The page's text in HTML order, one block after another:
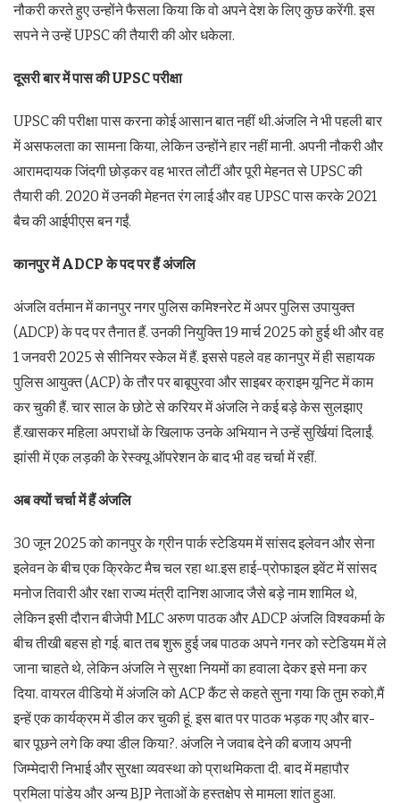
नौकरी करते हुए उन्होंने फैसला किया कि वो अपने देश के लिए कुछ करेंगी. इस
सपने ने उन्हें UPSC की तैयारी की ओर धकेला.
दूसरी बार में पास की UPSC परीक्षा
UPSC की परीक्षा पास करना कोई आसान बात नहीं थी.अंजलि ने भी पहली बार
में असफलता का सामना किया, लेकिन उन्होंने हार नहीं मानी. अपनी नौकरी और
आरामदायक जिंदगी छोड़कर वह भारत लौटीं और पूरी मेहनत से UPSC की
तैयारी की. 2020 में उनकी मेहनत रंग लाई और वह UPSC पास करके 2021
बैच की आईपीएस बन गईं.
कानपुर में ADCP के पद पर हैं अंजलि
अंजलि वर्तमान में कानपुर नगर पुलिस कमिश्नरेट में अपर पुलिस उपायुक्त
(ADCP) के पद पर तैनात हैं. उनकी नियुक्ति 19 मार्च 2025 को हुई थी और वह
1 जनवरी 2025 से सीनियर स्केल में हैं. इससे पहले वह कानपुर में ही सहायक
पुलिस आयुक्त (ACP) के तौर पर बाबूपुरवा और साइबर क्राइम यूनिट में काम
कर चुकी हैं. चार साल के छोटे से करियर में अंजलि ने कई बड़े केस सुलझाए
हैं.खासकर महिला अपराधों के खिलाफ उनके अभियान ने उन्हें सुर्खियां दिलाईं.
झांसी में एक लड़की के रेस्क्यू ऑपरेशन के बाद भी वह चर्चा में रहीं.
अब क्‍यों चर्चा में हैं अंजलि
30 जून 2025 को कानपुर के ग्रीन पार्क स्टेडियम में सांसद इलेवन और सेना
इलेवन के बीच एक क्रिकेट मैच चल रहा था.इस हाई-प्रोफाइल इवेंट में सांसद
मनोज तिवारी और रक्षा राज्य मंत्री दानिश आजाद जैसे बड़े नाम शामिल थे,
लेकिन इसी दौरान बीजेपी MLC अरुण पाठक और ADCP अंजलि विश्वकर्मा के
बीच तीखी बहस हो गई. बात तब शुरू हुई जब पाठक अपने गनर को स्टेडियम में ले
जाना चाहते थे, लेकिन अंजलि ने सुरक्षा नियमों का हवाला देकर इसे मना कर
दिया. वायरल वीडियो में अंजलि को ACP कैंट से कहते सुना गया कि तुम रुको,मैं
इन्हें एक कार्यक्रम में डील कर चुकी हूं. इस बात पर पाठक भड़क गए और बार-
बार पूछने लगे कि क्या डील किया?. अंजलि ने जवाब देने की बजाय अपनी
जिम्मेदारी निभाई और सुरक्षा व्यवस्था को प्राथमिकता दी. बाद में महापौर
प्रमिला पांडेय और अन्य BJP नेताओं के हस्तक्षेप से मामला शांत हुआ.